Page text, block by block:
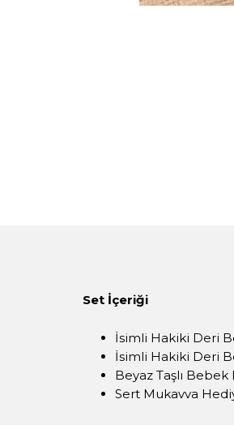
Set İçeriği
İsimli Hakiki Deri
İsimli Hakiki Deri
Beyaz Taşlı Bebek
Sert Mukavva